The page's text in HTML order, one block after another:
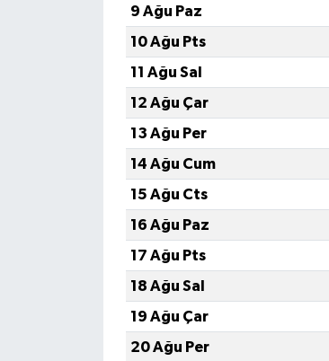
9 Ağu Paz
10 Ağu Pts
11 Ağu Sal
12 Ağu Çar
13 Ağu Per
14 Ağu Cum
15 Ağu Cts
16 Ağu Paz
17 Ağu Pts
18 Ağu Sal
19 Ağu Çar
20 Ağu Per